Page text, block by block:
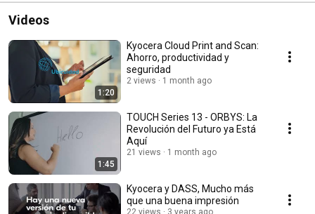
Videos
1:20
Kyocera Cloud Print and Scan:
Ahorro, productividad y
seguridad
2 views 1 month ago
1:45
TOUCH Series 13 - ORBYS: La
Revolución del Futuro ya Está
Aquí
21 views 1 month ago
Kyocera y DASS, Mucho más
que una buena impresión
22 views 3 years ago